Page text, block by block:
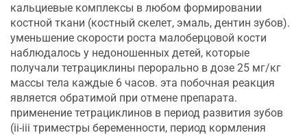
кальциевые комплексы в любом формировании
костной ткани (костный скелет, эмаль, дентин зубов).
уменьшение скорости роста малоберцовой кости
наблюдалось у недоношенных детей, которые
получали тетрациклины перорально в дозе 25 мг/кг
массы тела каждые 6 часов. эта побочная реакция
является обратимой при отмене препарата.
применение тетрациклинов в период развития зубов
(ii-iii триместры беременности, период кормления